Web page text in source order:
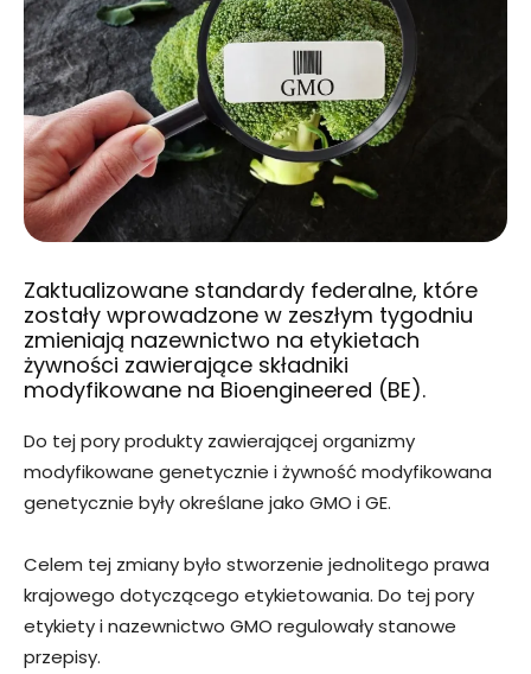
Zaktualizowane standardy federalne, które
zostały wprowadzone w zeszłym tygodniu
zmieniają nazewnictwo na etykietach
żywności zawierające składniki
modyfikowane na Bioengineered (BE).
Do tej pory produkty zawierającej organizmy
modyfikowane genetycznie i żywność modyfikowana
genetycznie były określane jako GMO i GE.
Celem tej zmiany było stworzenie jednolitego prawa
krajowego dotyczącego etykietowania. Do tej pory
etykiety i nazewnictwo GMO regulowały stanowe
przepisy.